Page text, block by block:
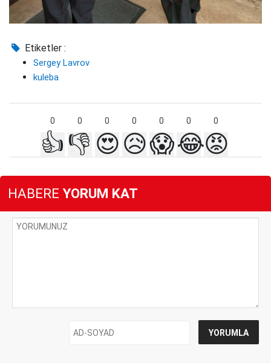
Etiketler :
Sergey Lavrov
kuleba
0 0 0 0 0 0 0
👍 👎 😍😥😱😂😡
HABERE YORUM KAT